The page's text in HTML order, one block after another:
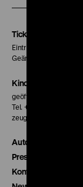
Tickets
Eintritt 5 €
Geänderte Preise
Kinokasse
geöffnet 30 Minuten
Tel. + 49 30 20304-
zeughauskino@dhm.de
Autor*innen
Presse
Kontakt